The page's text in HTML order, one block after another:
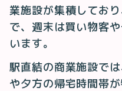
業施設が集積してお
で、週末は買い物客
います。
駅直結の商業施設で
や夕方の帰宅時間帯